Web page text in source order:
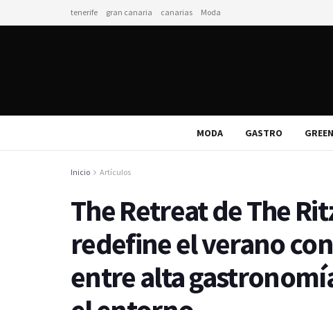
tenerife gran canaria canarias Moda
MODA GASTRO GREEN
Inicio Artículos
The Retreat de The
redefine el verano
entre alta